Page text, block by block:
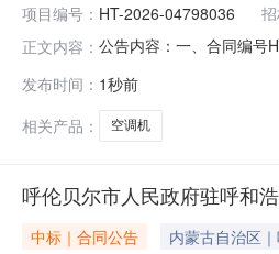
项目编号： HT-2026-04798036
正文内容： 公告内容：一、合同编号
广州市天河区天源路401
发布时间： 1秒前
相关产品：
空调机
呼伦贝尔市人民政府驻呼和
中标｜合同公告 内蒙古自治区